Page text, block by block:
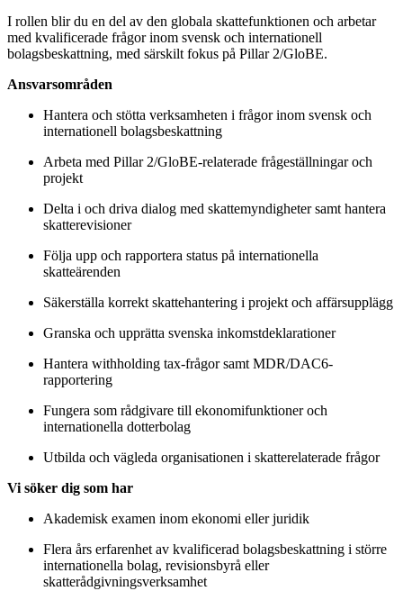
I rollen blir du en del av den globala skattefunktionen och arbetar
med kvalificerade frågor inom svensk och internationell
bolagsbeskattning, med särskilt fokus på Pillar 2/GloBE.
Ansvarsområden
Hantera och stötta verksamheten i frågor inom svensk och
internationell bolagsbeskattning
Arbeta med Pillar 2/GloBE-relaterade frågeställningar och
projekt
Delta i och driva dialog med skattemyndigheter samt hantera
skatterevisioner
Följa upp och rapportera status på internationella
skatteärenden
Säkerställa korrekt skattehantering i projekt och affärsupplägg
Granska och upprätta svenska inkomstdeklarationer
Hantera withholding tax-frågor samt MDR/DAC6-
rapportering
Fungera som rådgivare till ekonomifunktioner och
internationella dotterbolag
Utbilda och vägleda organisationen i skatterelaterade frågor
Vi söker dig som har
Akademisk examen inom ekonomi eller juridik
Flera års erfarenhet av kvalificerad bolagsbeskattning i större
internationella bolag, revisionsbyrå eller
skatterådgivningsverksamhet